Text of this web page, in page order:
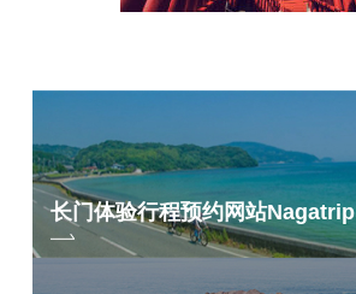
长门体验行程预约网站Nagatrip